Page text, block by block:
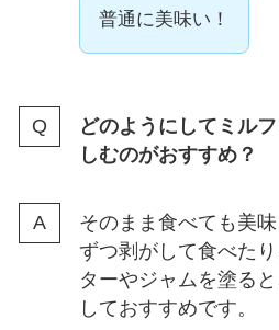
普通に美味い！
どのようにしてミル
しむのがおすすめ？
そのまま食べても美
ずつ剥がして食べた
ターやジャムを塗る
しておすすめです。